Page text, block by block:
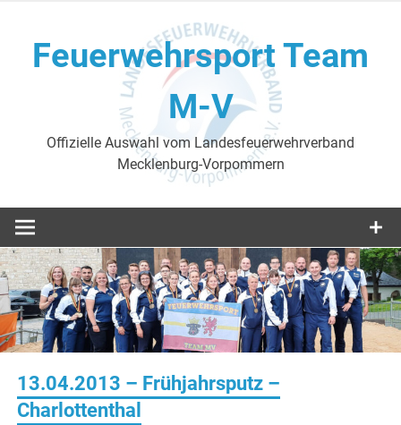
contentFeuerwehrsport Team
M-V
Offizielle Auswahl vom Landesfeuerwehrverband
Mecklenburg-Vorpommern
13.04.2013 – Frühjahrsputz –
Charlottenthal